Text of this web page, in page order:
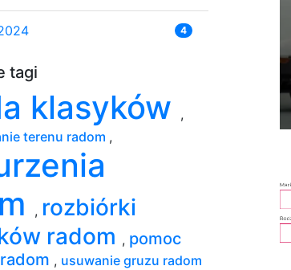
4
tagi
klasyków
,
terenu radom ,
, rozbiórki
radom , pomoc
, usuwanie gruzu radom